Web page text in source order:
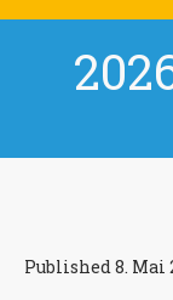
Published8. Mai